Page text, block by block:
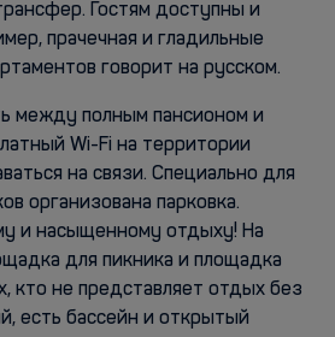
Гостям доступны и
прачечная и гладильные
говорит на русском.
между полным пансионом и
Wi-Fi на территории
на связи. Специально для
организована парковка.
и насыщенному отдыху! На
для пикника и площадка
кто не представляет отдых без
есть бассейн и открытый